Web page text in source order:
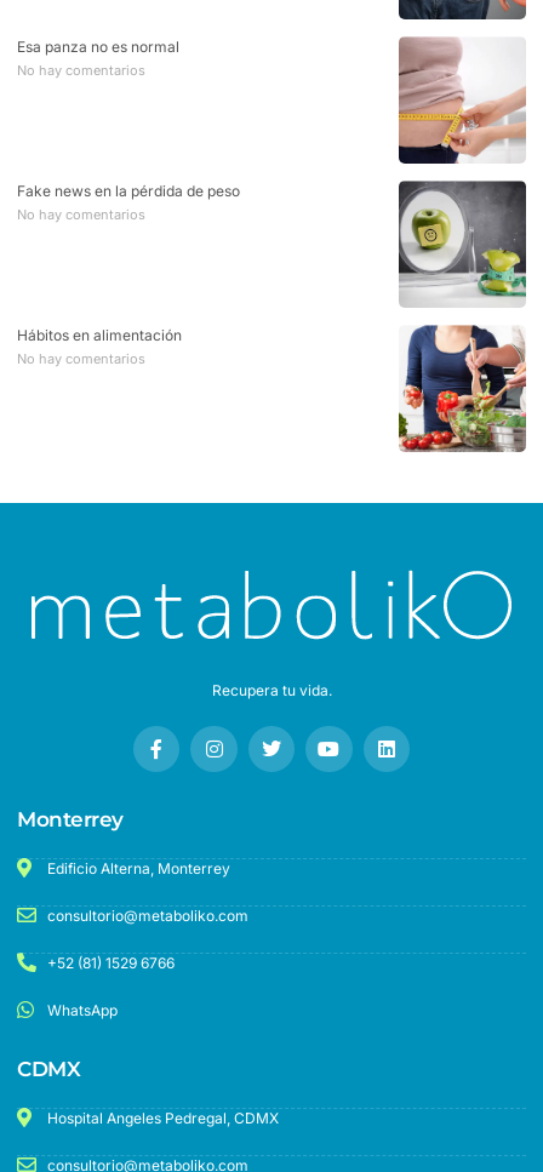
Esa panza no es normal
No hay comentarios
Fake news en la pérdida de peso
No hay comentarios
Hábitos en alimentación
No hay comentarios
Recupera tu vida.
Monterrey
Edificio Alterna, Monterrey
consultorio@metaboliko.com
+52 (81) 1529 6766
WhatsApp
CDMX
Hospital Angeles Pedregal, CDMX
consultorio@metaboliko.com